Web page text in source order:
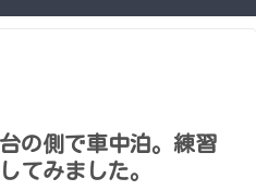
の側で車中泊。練習
てみました。